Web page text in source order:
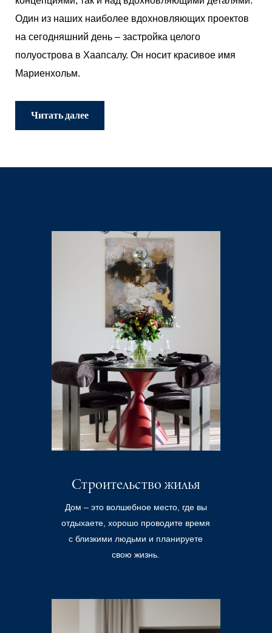
Один из наших наиболее вдохновляющих проектов
на сегодняшний день – застройка целого
полуострова в Хаапсалу. Он носит красивое имя
Мариенхольм.
Читать далее
Строительство жилья
Дом – это волшебное место, где вы
отдыхаете, хорошо проводите время
с близкими людьми и планируете
свою жизнь.